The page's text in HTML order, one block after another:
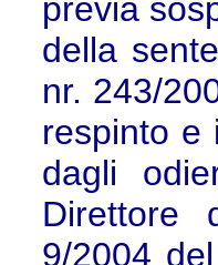
previa
della
nr. 243/
respinto e
dagli
Direttore
9/2004